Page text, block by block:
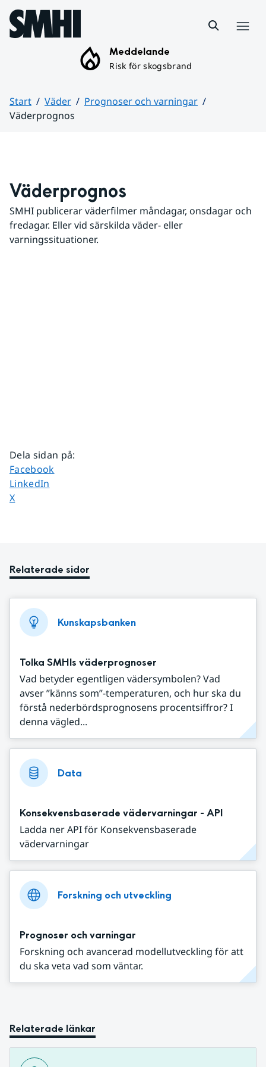
Hoppa till sidans innehåll
Meddelande
Risk för skogsbrand
Start Väder
Prognoser och varningar
Väderprognos
Väderprognos
SMHI publicerar väderfilmer måndagar, onsdagar och
fredagar. Eller vid särskilda väder- eller
varningssituationer.
Dela sidan på:
Dela sidan på
Facebook
Dela sidan på
LinkedIn
Dela sidan på
X
Relaterade sidor
Kunskapsbanken
Tolka SMHIs väderprognoser
Vad betyder egentligen vädersymbolen? Vad
avser ”känns som”-temperaturen, och hur ska du
förstå nederbördsprognosens procentsiffror? I
denna vägled...
Data
Konsekvensbaserade vädervarningar - API
Ladda ner API för Konsekvensbaserade
vädervarningar
Forskning och utveckling
Prognoser och varningar
Forskning och avancerad modellutveckling för att
du ska veta vad som väntar.
Relaterade länkar